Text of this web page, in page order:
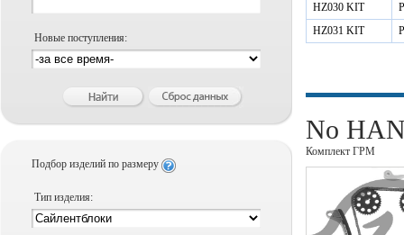
Новые поступления:
Подбор изделий по размеру
Тип изделия:
HZ030 KIT
HZ031 KIT
No
Комплект ГРМ